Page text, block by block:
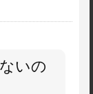
いの